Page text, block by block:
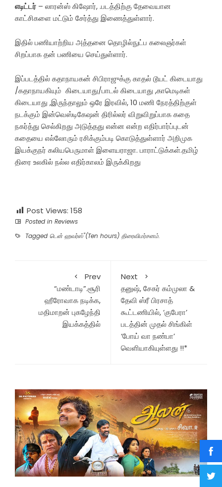
எடிட்டர் – லாரன்ஸ் கிஷோர், .படத்திற்கு தேவையான
காட்சிகளை மட்டும் சேர்த்து இணைத்துள்ளார்.
இதில் பணியாற்றிய அத்தனை தொழில்நுட்ப கலைஞர்கள்
சிறப்பாக தன் பணியை செய்துள்ளார்.
இப்படத்தில் கதாநாயகன் சிபிராஜுக்கு காதல் டூயட் கிடையாது
/கதாநாயகியும் கிடையாது/பாடல் கிடையாது ,காமெடிகள்
கிடையாது ,இருந்தாலும் ஒரே இரவில், 10 மணி நேரத்திற்குள்
நடக்கும் இன்வெஸ்டிகேஷன் திரில்லர் விறுவிறுப்பாக கதை
நகர்த்து செல்கிறது அடுத்தது என்ன என்ற எதிர்பார்ப்புடன்
கதையை எல்லோரும் ரசிக்கும்படி கொடுத்துள்ளார் அறிமுக
இயக்குநர் கலியபெருமாள் இளையராஜா. பாராட்டுக்கள்.தமிழ்
திரை உலகில் நல்ல எதிர்காலம் இருக்கிறது
Post Views: 158
Posted in Reviews
Tagged டென் ஹவர்ஸ்"(Ten hours) திரைவிமர்சனம்.
Prev
“மண்டாடி”.சூரி
ஹீரோவாக நடிக்க,
மதிமாறன் புகழேந்தி
இயக்கத்தில்
Next
தனுஷ், சேகர் கம்முலா &
தேவி ஸ்ரீ பிரசாத்
கூட்டணியில், ‘குபேரா’
படத்தின் முதல் சிங்கிள்
‘போய் வா நண்பா’
வெளியாகியுள்ளது !!*